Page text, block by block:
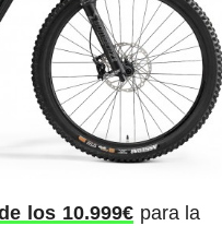
los 10.999€para la